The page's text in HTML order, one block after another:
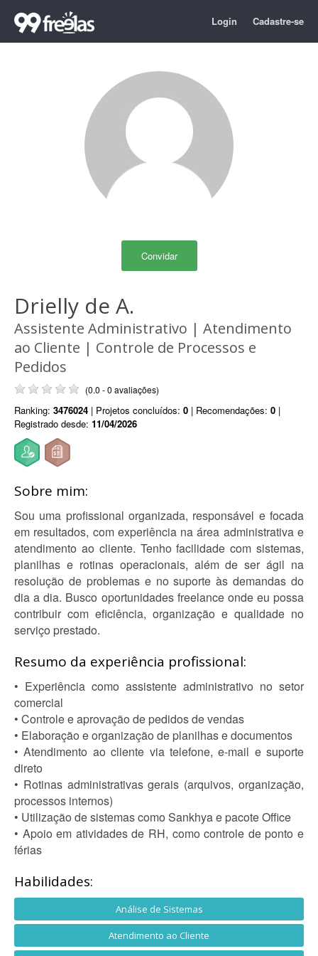
Login Cadastre-se
Convidar
Drielly de A.
Assistente Administrativo | Atendimento
ao Cliente | Controle de Processos e
Pedidos
(0.0 - 0 avaliações)
Ranking: 3476024 | Projetos concluídos: 0 | Recomendações: 0 |
Registrado desde: 11/04/2026
Sobre mim:
Sou uma profissional organizada, responsável e focada
em resultados, com experiência na área administrativa e
atendimento ao cliente. Tenho facilidade com sistemas,
planilhas e rotinas operacionais, além de ser ágil na
resolução de problemas e no suporte às demandas do
dia a dia. Busco oportunidades freelance onde eu possa
contribuir com eficiência, organização e qualidade no
serviço prestado.
Resumo da experiência profissional:
• Experiência como assistente administrativo no setor
comercial
• Controle e aprovação de pedidos de vendas
• Elaboração e organização de planilhas e documentos
• Atendimento ao cliente via telefone, e-mail e suporte
direto
• Rotinas administrativas gerais (arquivos, organização,
processos internos)
• Utilização de sistemas como Sankhya e pacote Office
• Apoio em atividades de RH, como controle de ponto e
férias
Habilidades:
Análise de Sistemas
Atendimento ao Cliente